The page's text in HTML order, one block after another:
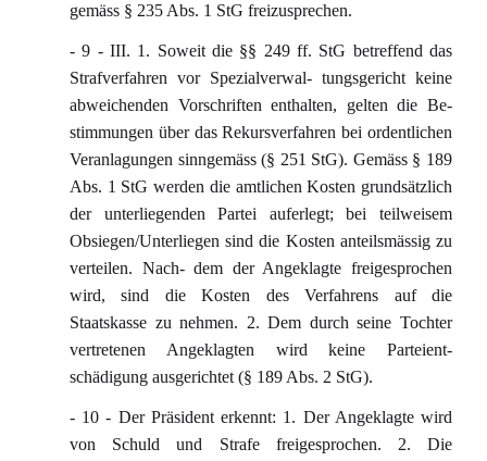
gemäss § 235 Abs. 1 StG freizusprechen.
- 9 - III. 1. Soweit die §§ 249 ff. StG betreffend das
Strafverfahren vor Spezialverwal- tungsgericht keine
abweichenden Vorschriften enthalten, gelten die Be-
stimmungen über das Rekursverfahren bei ordentlichen
Veranlagungen sinngemäss (§ 251 StG). Gemäss § 189
Abs. 1 StG werden die amtlichen Kosten grundsätzlich
der unterliegenden Partei auferlegt; bei teilweisem
Obsiegen/Unterliegen sind die Kosten anteilsmässig zu
verteilen. Nach- dem der Angeklagte freigesprochen
wird, sind die Kosten des Verfahrens auf die
Staatskasse zu nehmen. 2. Dem durch seine Tochter
vertretenen Angeklagten wird keine Parteient-
schädigung ausgerichtet (§ 189 Abs. 2 StG).
- 10 - Der Präsident erkennt: 1. Der Angeklagte wird
von Schuld und Strafe freigesprochen. 2. Die